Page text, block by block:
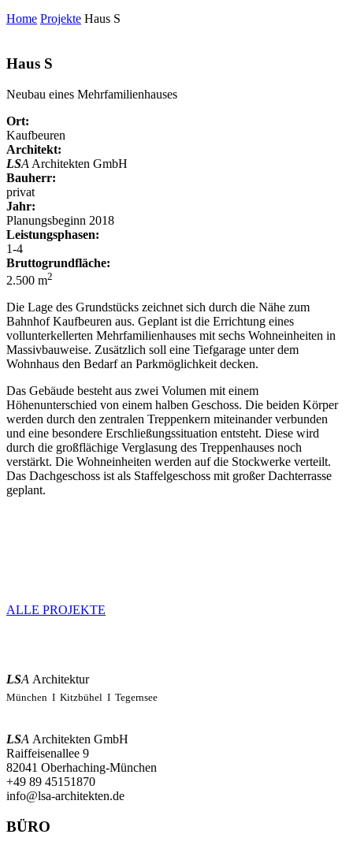
Home Projekte Haus S
Haus S
Neubau eines Mehrfamilienhauses
Ort:
Kaufbeuren
Architekt:
LSA Architekten GmbH
Bauherr:
privat
Jahr:
Planungsbeginn 2018
Leistungsphasen:
1-4
Bruttogrundfläche:
2.500 m2
Die Lage des Grundstücks zeichnet sich durch die Nähe zum
Bahnhof Kaufbeuren aus. Geplant ist die Errichtung eines
vollunterkellerten Mehrfamilienhauses mit sechs Wohneinheiten in
Massivbauweise. Zusätzlich soll eine Tiefgarage unter dem
Wohnhaus den Bedarf an Parkmöglichkeit decken.
Das Gebäude besteht aus zwei Volumen mit einem
Höhenunterschied von einem halben Geschoss. Die beiden Körper
werden durch den zentralen Treppenkern miteinander verbunden
und eine besondere Erschließungssituation entsteht. Diese wird
durch die großflächige Verglasung des Treppenhauses noch
verstärkt. Die Wohneinheiten werden auf die Stockwerke verteilt.
Das Dachgeschoss ist als Staffelgeschoss mit großer Dachterrasse
geplant.
+
ALLE PROJEKTE
LSA Architektur
München I Kitzbühel I Tegernsee
LSA Architekten GmbH
Raiffeisenallee 9
82041 Oberhaching-München
+49 89 45151870
info@lsa-architekten.de
BÜRO